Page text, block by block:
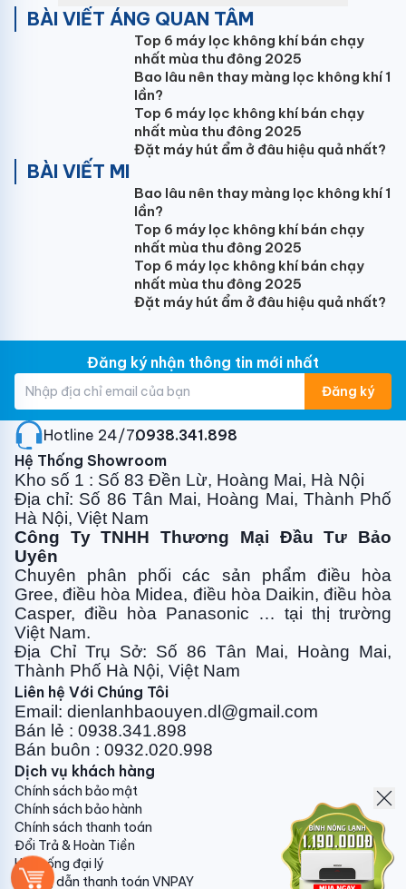
4. Ống nước ruột gà:10.000vnđ/m
5. Ống nước PVC21,27:25.000vnđ/m
6. Ống nước PVC21,27 + bảo ôn:35.000vnđ/m
7. Dây cáp nguồn:70.000vnđ/m
8. Thanh ti treo dàn lạnh cassette:150.000vnđ/m
9. Giá đỡ cục nóng
- Máy treo tường 9000btu,12000btu: 80.000vnđ/bộ
- Máy treo tường 18000btu: 150.000vnđ/bộ
- Máy treo tường 24000btu, tủ cassete:
250.000vnđ/bộ
10. Vật tư phụ:
- Máy treo: 50.000vnđ/bộ
- Máy tủ casssete: 100.000vnđ/bộ
- Attomat 1 pha : 100.000vnđ/chiếc
- Attomat 3 pha : 350.000vnđ/chiếc
Quý khách hàng vui lòng liên hệ trực tiếp để được tư
vấn thêm về vật tư và phụ kiện kèm theo máy điều
hòa, cũng như giá cả chính xác chi tiết nhất.
Gửi phản hồi
BÀI VIẾT ÁNG QUAN TÂM
Top 6 máy lọc không khí bán chạy
nhất mùa thu đông 2025
Bao lâu nên thay màng lọc không khí 1
lần?
Top 6 máy lọc không khí bán chạy
nhất mùa thu đông 2025
Đặt máy hút ẩm ở đâu hiệu quả nhất?
BÀI VIẾT MI
Bao lâu nên thay màng lọc không khí 1
lần?
Top 6 máy lọc không khí bán chạy
nhất mùa thu đông 2025
Top 6 máy lọc không khí bán chạy
nhất mùa thu đông 2025
Đặt máy hút ẩm ở đâu hiệu quả nhất?
Đăng ký nhận thông tin mới nhất
Đăng ký
Hotline 24/7:0938.341.898
Hệ Thống Showroom
Kho số 1 : Số 83 Đền Lừ, Hoàng Mai, Hà Nội
Địa chỉ: Số 86 Tân Mai, Hoàng Mai, Thành Phố
Hà Nội, Việt Nam
Công Ty TNHH Thương Mại Đầu Tư Bảo
Uyên
Chuyên phân phối các sản phẩm điều hòa
Gree, điều hòa Midea, điều hòa Daikin, điều hòa
Casper, điều hòa Panasonic … tại thị trường
Việt Nam.
Địa Chỉ Trụ Sở: Số 86 Tân Mai, Hoàng Mai,
Thành Phố Hà Nội, Việt Nam
Liên hệ Với Chúng Tôi
Email: dienlanhbaouyen.dl@gmail.com
Bán lẻ : 0938.341.898
Bán buôn : 0932.020.998
Dịch vụ khách hàng
Chính sách bảo mật
Chính sách bảo hành
Chính sách thanh toán
Đổi Trả & Hoàn Tiền
Hệ thống đại lý
Hướng dẫn thanh toán VNPAY